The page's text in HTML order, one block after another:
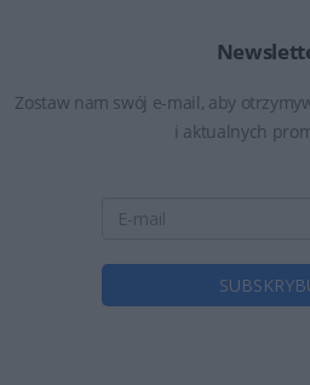
Zostaw nam swój e-mail, aby
i aktualnych